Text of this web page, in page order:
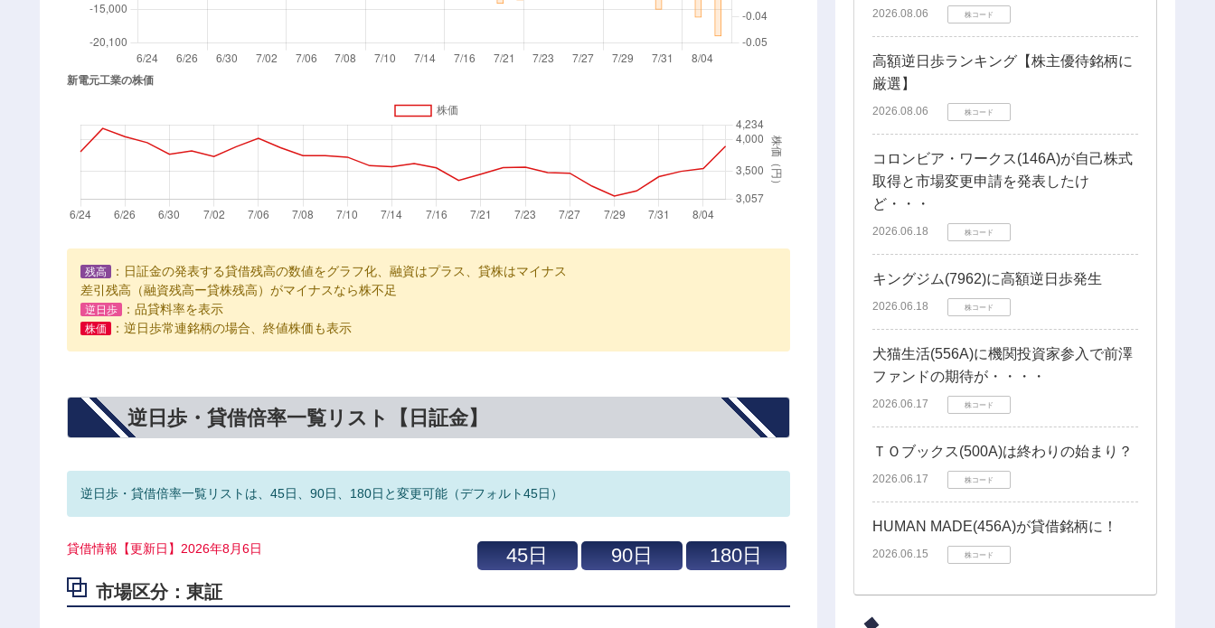
残高
：日証金の発表する貸借残高の数値をグラフ化、融資はプラス、貸株はマイナス
差引残高（融資残高ー貸株残高）がマイナスなら株不足
逆日歩 ：品貸料率を表示
株価 ：逆日歩常連銘柄の場合、終値株価も表示
逆日歩・貸借倍率一覧リスト【日証金】
逆日歩・貸借倍率一覧リストは、45日、90日、180日と変更可能（デフォルト45日）
貸借情報【更新日】2026年8月6日
市場区分：東証
2026.08.06 株コード
高額逆日歩ランキング【株主優待銘柄に
厳選】
2026.08.06 株コード
コロンビア・ワークス(146A)が自己株式
取得と市場変更申請を発表したけ
ど・・・
2026.06.18 株コード
キングジム(7962)に高額逆日歩発生
2026.06.18 株コード
犬猫生活(556A)に機関投資家参入で前澤
ファンドの期待が・・・・
2026.06.17 株コード
ＴＯブックス(500A)は終わりの始まり？
2026.06.17 株コード
HUMAN MADE(456A)が貸借銘柄に！
2026.06.15 株コード